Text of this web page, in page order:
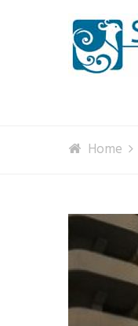
Home